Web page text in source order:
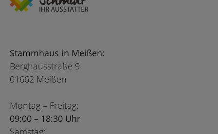
Stammhaus in Meißen:
Berghausstraße 9
01662 Meißen
Montag – Freitag:
09:00 – 18:30 Uhr
Samstag: